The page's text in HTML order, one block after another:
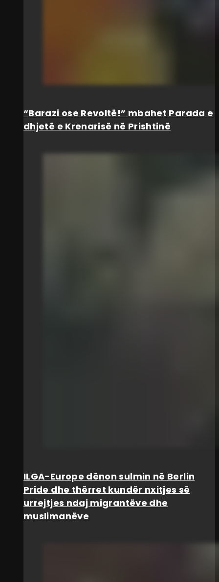
“Barazi ose Revoltë!” mbahet Parada e
dhjetë e Krenarisë në Prishtinë
ILGA-Europe dënon sulmin në Berlin
Pride dhe thërret kundër nxitjes së
urrejtjes ndaj migrantëve dhe
muslimanëve